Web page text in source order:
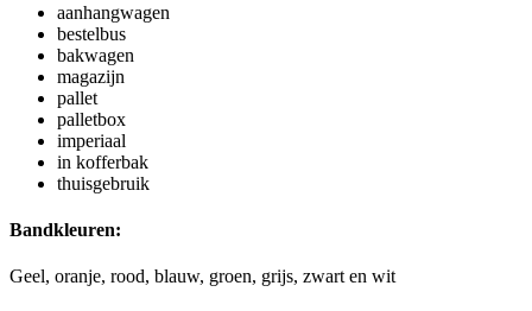
aanhangwagen
bestelbus
bakwagen
magazijn
pallet
palletbox
imperiaal
in kofferbak
thuisgebruik
Bandkleuren:
Geel, oranje, rood, blauw, groen, grijs, zwart en wit